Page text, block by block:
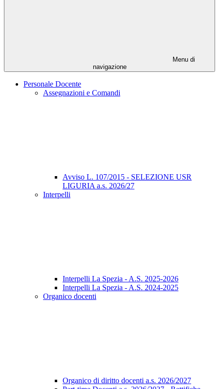
Menu di
navigazione
Personale Docente
Assegnazioni e Comandi
Avviso L. 107/2015 - SELEZIONE USR
LIGURIA a.s. 2026/27
Interpelli
Interpelli La Spezia - A.S. 2025-2026
Interpelli La Spezia - A.S. 2024-2025
Organico docenti
Organico di diritto docenti a.s. 2026/2027